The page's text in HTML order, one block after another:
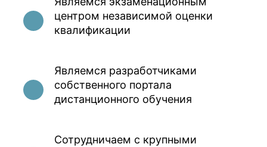
центром независимой оценки
квалификации
Являемся разработчиками
собственного портала
дистанционного обучения
Сотрудничаем с крупными